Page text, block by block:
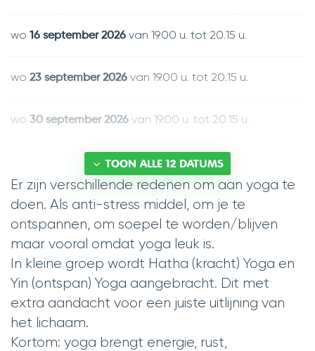
activiteit.
wo 16 september 2026 van 19.00 u. tot 20.15 u.
wo 23 september 2026 van 19.00 u. tot 20.15 u.
wo 30 september 2026 van 19.00 u. tot 20.15 u.
TOON ALLE 12 DATUMS
Er zijn verschillende redenen om aan yoga te
doen. Als anti-stress middel, om je te
ontspannen, om soepel te worden/blijven
maar vooral omdat yoga leuk is.
In kleine groep wordt Hatha (kracht) Yoga en
Yin (ontspan) Yoga aangebracht. Dit met
extra aandacht voor een juiste uitlijning van
het lichaam.
Kortom: yoga brengt energie, rust,